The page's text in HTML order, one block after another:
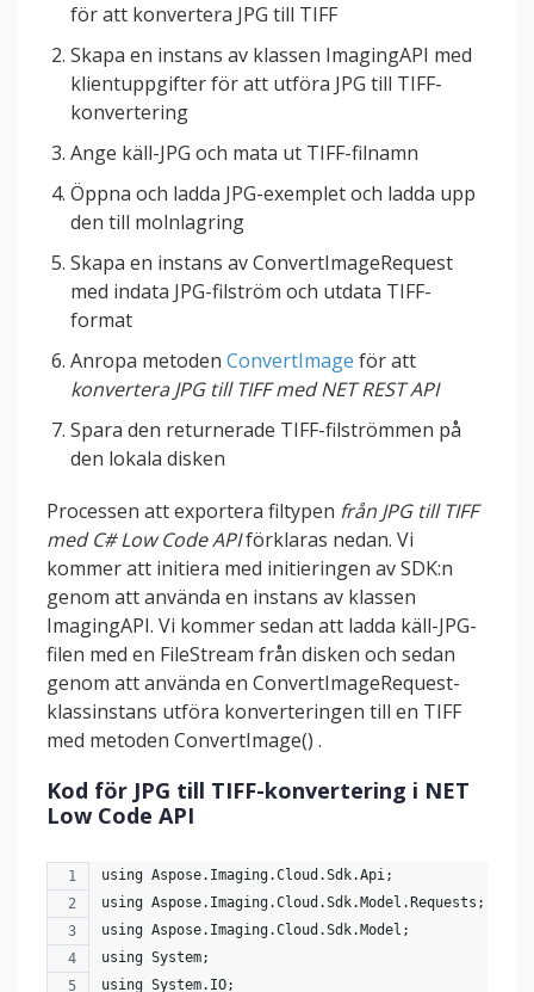
för att konvertera JPG till TIFF
Skapa en instans av klassen ImagingAPI med
klientuppgifter för att utföra JPG till TIFF-
konvertering
Ange käll-JPG och mata ut TIFF-filnamn
Öppna och ladda JPG-exemplet och ladda upp
den till molnlagring
Skapa en instans av ConvertImageRequest
med indata JPG-filström och utdata TIFF-
format
Anropa metoden ConvertImage för att
konvertera JPG till TIFF med NET REST API
Spara den returnerade TIFF-filströmmen på
den lokala disken
Processen att exportera filtypen från JPG till TIFF
med C# Low Code APIförklaras nedan. Vi
kommer att initiera med initieringen av SDK:n
genom att använda en instans av klassen
ImagingAPI. Vi kommer sedan att ladda käll-JPG-
filen med en FileStream från disken och sedan
genom att använda en ConvertImageRequest-
klassinstans utföra konverteringen till en TIFF
med metoden ConvertImage() .
Kod för JPG till TIFF-konvertering i NET
Low Code API
using Aspose.Imaging.Cloud.Sdk.Api;
using Aspose.Imaging.Cloud.Sdk.Model.Requests;
using Aspose.Imaging.Cloud.Sdk.Model;
using System;
using System.IO;